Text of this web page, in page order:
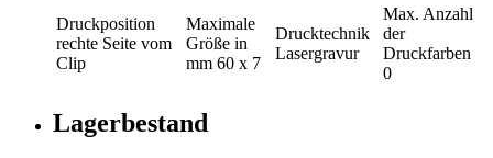
Druckposition
rechte Seite vom
Clip
Maximale
Größe in
mm 60 x 7
Drucktechnik
Lasergravur
Max. Anzahl
der
Druckfarben
0
Lagerbestand